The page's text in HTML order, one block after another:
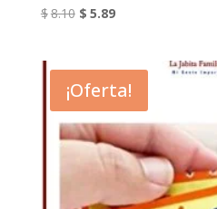
$8.10 El
era:
$8.10.
$ 5.89El
es:
$5.89.
¡Oferta!